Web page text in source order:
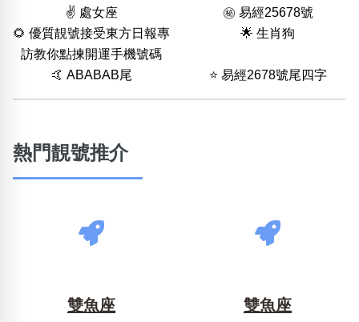
✌️ 處女座
㊙️ 易經25678號
🌻 優質靚號接受東方日報專
訪教你點揀開運手機號碼
🌟 生肖狗
🤙 ABABAB尾 ⭐️ 易經2678號尾四字
熱門靚號推介
雙魚座 雙魚座